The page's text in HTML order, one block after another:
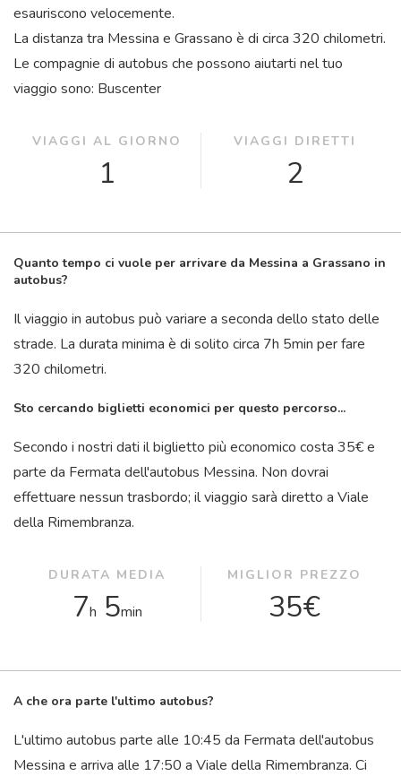
esauriscono velocemente.
La distanza tra Messina e Grassano è di circa 320 chilometri.
Le compagnie di autobus che possono aiutarti nel tuo
viaggio sono: Buscenter
VIAGGI AL GIORNO
1
VIAGGI DIRETTI
2
Quanto tempo ci vuole per arrivare da Messina a Grassano in
autobus?
Il viaggio in autobus può variare a seconda dello stato delle
strade. La durata minima è di solito circa 7h 5min per fare
320 chilometri.
Sto cercando biglietti economici per questo percorso...
Secondo i nostri dati il ​​biglietto più economico costa 35€ e
parte da Fermata dell'autobus Messina. Non dovrai
effettuare nessun trasbordo; il viaggio sarà diretto a Viale
della Rimembranza.
DURATA MEDIA
7h 5min
MIGLIOR PREZZO
35€
A che ora parte l'ultimo autobus?
L'ultimo autobus parte alle 10:45 da Fermata dell'autobus
Messina e arriva alle 17:50 a Viale della Rimembranza. Ci